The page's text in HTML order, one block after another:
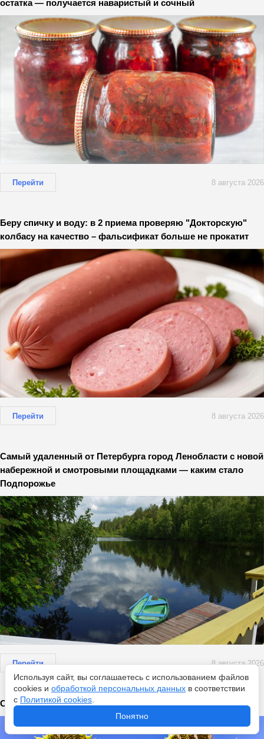
остатка — получается наваристый и сочный
Перейти 8 августа 2026
Беру спичку и воду: в 2 приема проверяю "Докторскую"
колбасу на качество – фальсификат больше не прокатит
Перейти 8 августа 2026
Самый удаленный от Петербурга город Ленобласти с новой
набережной и смотровыми площадками — каким стало
Подпорожье
Перейти 8 августа 2026
Синоптики обновили данные: погода страны на выходных
Используя сайт, вы соглашаетесь с использованием файлов
cookies и обработкой персональных данных в соответствии
с Политикой cookies
Понятно